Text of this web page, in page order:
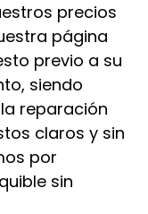
precios
página
previo a su
siendo
reparación
claros y sin
por
sin